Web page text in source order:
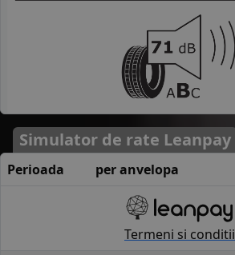
Simulator de rate Leanpay
Perioada per anvelopa
Termeni si conditii